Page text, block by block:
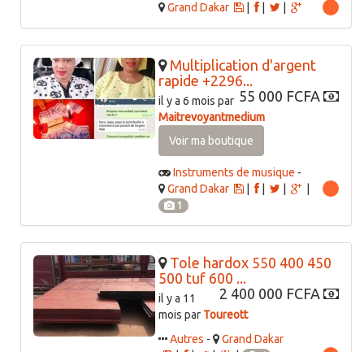
Grand Dakar
|
Multiplication d'argent
rapide +2296...
55 000 FCFA
il y a 6 mois par
Maitrevoyantmedium
Voir ma boutique
Instruments de musique -
Grand Dakar
|
1
Tole hardox 550 400 450
500 tuf 600 ...
2 400 000 FCFA
il y a 11
mois par Toureott
Autres -
Grand Dakar